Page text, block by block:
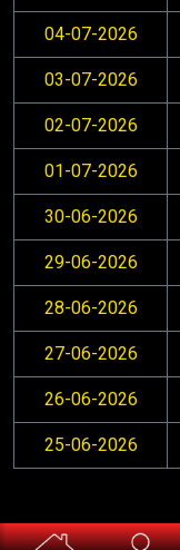
04-07-2026
03-07-2026
02-07-2026
01-07-2026
30-06-2026
29-06-2026
28-06-2026
27-06-2026
26-06-2026
25-06-2026